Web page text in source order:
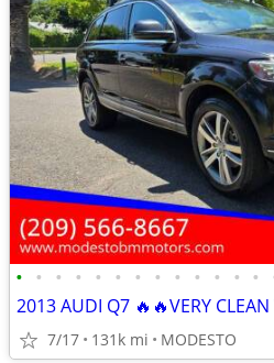
• • • • • • • • • • • • •
2013 AUDI Q7 🔥🔥VERY CLEAN
7/17 131k mi MODESTO